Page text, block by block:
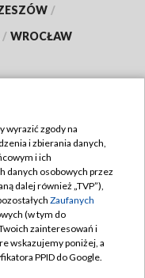
/
/ WROCŁAW
wyrazić zgody na
i zbierania danych,
i ich
danych osobowych przez
dalej również „TVP”),
Zaufanych
(w tym do
zainteresowań i
wskazujemy poniżej, a
PPID do Google.